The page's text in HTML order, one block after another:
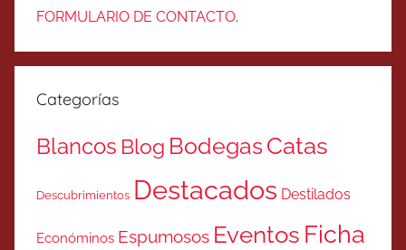
FORMULARIO DE CONTACTO.
Categorías
Blancos Blog BodegasCatas
Descubrimientos Destacados Destilados
Económinos Espumosos Eventos Ficha